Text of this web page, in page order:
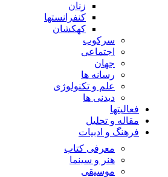
زنان
کنفرانستها
کهکشان
سرکوب
اجتماعی
جهان
رسانه ها
علم و تکنولوژی
دیدنی ها
فعالیتها
مقاله و تحلیل
فرهنگ و ادبیات
معرفی کتاب
هنر و سینما
موسیقی